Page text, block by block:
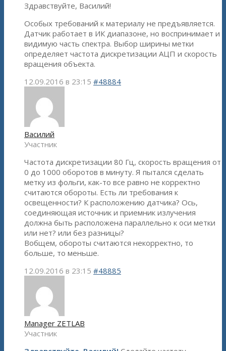
Здравствуйте, Василий!
Особых требований к материалу не предъявляется.
Датчик работает в ИК диапазоне, но воспринимает и
видимую часть спектра. Выбор ширины метки
определяет частота дискретизации АЦП и скорость
вращения объекта.
12.09.2016 в 23:15 #48884
Василий
Участник
Частота дискретизации 80 Гц, скорость вращения от
0 до 1000 оборотов в минуту. Я пытался сделать
метку из фольги, как-то все равно не корректно
считаются обороты. Есть ли требования к
освещенности? К расположению датчика? Ось,
соединяющая источник и приемник излучения
должна быть расположена параллельно к оси метки
или нет? или без разницы?
Вобщем, обороты считаются некорректно, то
больше, то меньше.
12.09.2016 в 23:15 #48885
Manager ZETLAB
Участник